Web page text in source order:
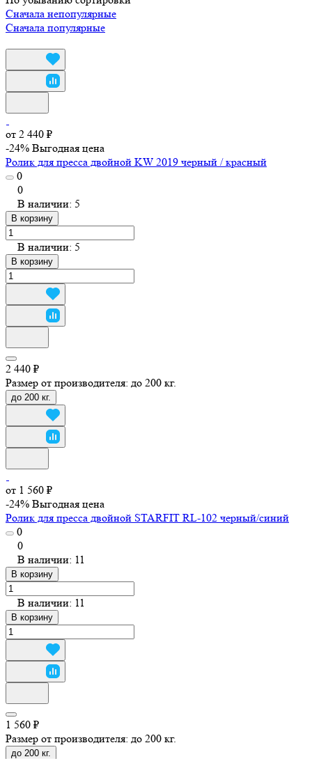
Сначала непопулярные
Сначала популярные
от 2 440 ₽
-24% Выгодная цена
Ролик для пресса двойной KW 2019 черный / красный
0
0
В наличии: 5
В корзину
В наличии: 5
В корзину
2 440 ₽
Размер от производителя: до 200 кг.
до 200 кг.
от 1 560 ₽
-24% Выгодная цена
Ролик для пресса двойной STARFIT RL-102 черный/синий
0
0
В наличии: 11
В корзину
В наличии: 11
В корзину
1 560 ₽
Размер от производителя: до 200 кг.
до 200 кг.